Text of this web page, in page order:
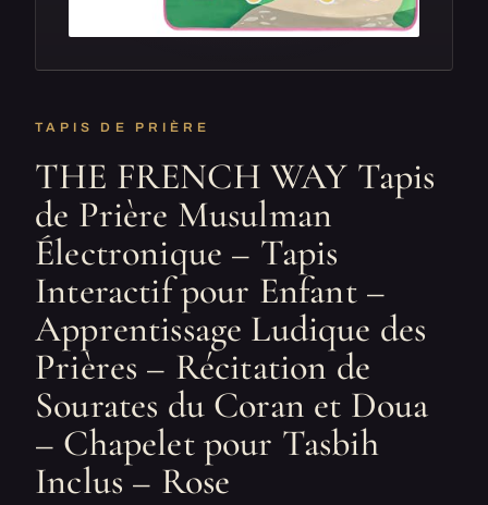
TAPIS DE PRIÈRE
THE FRENCH WAY Tapis
de Prière Musulman
Électronique – Tapis
Interactif pour Enfant –
Apprentissage Ludique des
Prières – Récitation de
Sourates du Coran et Doua
– Chapelet pour Tasbih
Inclus – Rose